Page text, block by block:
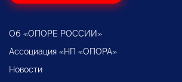
Об «ОПОРЕ РОССИИ»
Ассоциация «НП «ОПОРА»
Новости